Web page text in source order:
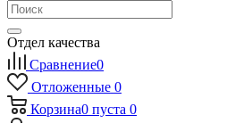
Отдел качества
Сравнение0
Отложенные 0
Корзина0 пуста 0